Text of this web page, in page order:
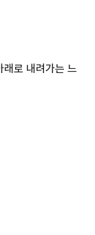
로 내려가는 느